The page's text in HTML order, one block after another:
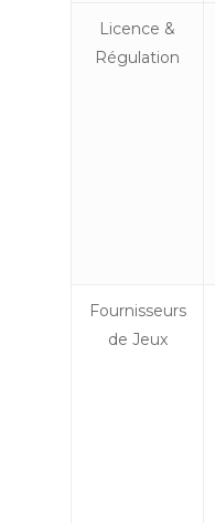
Licence &
Régulation
Fournisseurs
de Jeux